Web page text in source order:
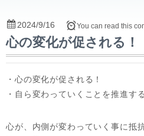
心の変化が促される！
2024/9/16 You can read this
・心の変化が促される！
・自ら変わっていくことを推進す
心が、内側が変わっていく事に抵